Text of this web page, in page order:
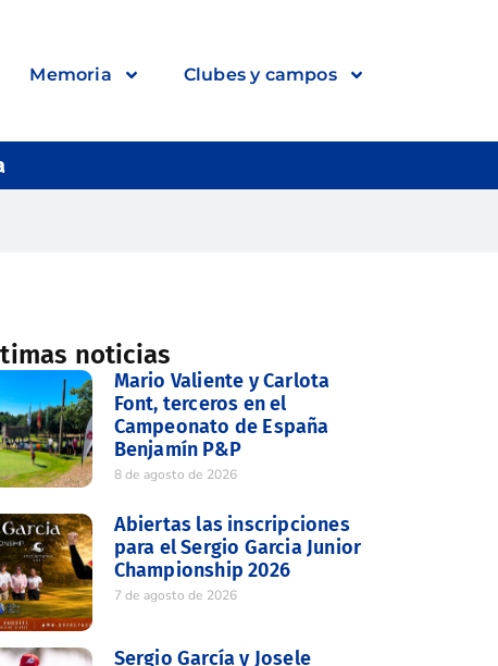
Memoria Clubes y campos
noticias
Mario Valiente y Carlota
Font, terceros en el
Campeonato de España
Benjamín P&P
8 de agosto de 2026
Abiertas las inscripciones
para el Sergio Garcia Junior
Championship 2026
7 de agosto de 2026
Sergio García y Josele